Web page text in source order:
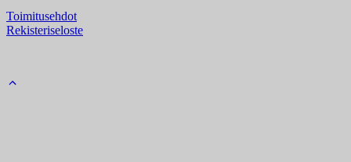
Toimitusehdot
Rekisteriseloste
Back